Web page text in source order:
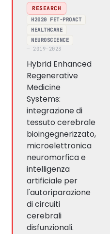
RESEARCH
H2020 FET-PROACT
HEALTHCARE
NEUROSCIENCE
— 2019–2023
Hybrid Enhanced
Regenerative
Medicine
Systems:
integrazione di
tessuto cerebrale
bioingegnerizzato,
microelettronica
neuromorfica e
intelligenza
artificiale per
l'autoriparazione
di circuiti
cerebrali
disfunzionali.